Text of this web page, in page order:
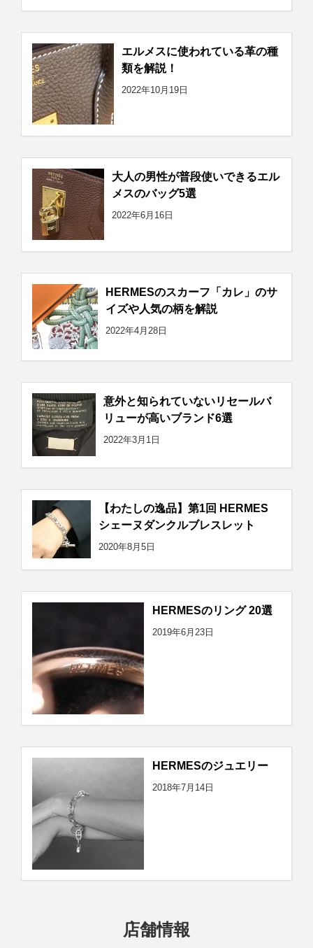
エルメスに使われている革の種
類を解説！
2022年10月19日
大人の男性が普段使いできるエル
メスのバッグ5選
2022年6月16日
HERMESのスカーフ「カレ」のサ
イズや人気の柄を解説
2022年4月28日
意外と知られていないリセールバ
リューが高いブランド6選
2022年3月1日
【わたしの逸品】第1回 HERMES
シェーヌダンクルブレスレット
2020年8月5日
HERMESのリング 20選
2019年6月23日
HERMESのジュエリー
2018年7月14日
店舗情報